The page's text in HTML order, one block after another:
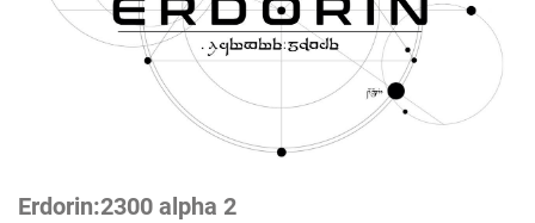
Erdorin:2300 alpha 2